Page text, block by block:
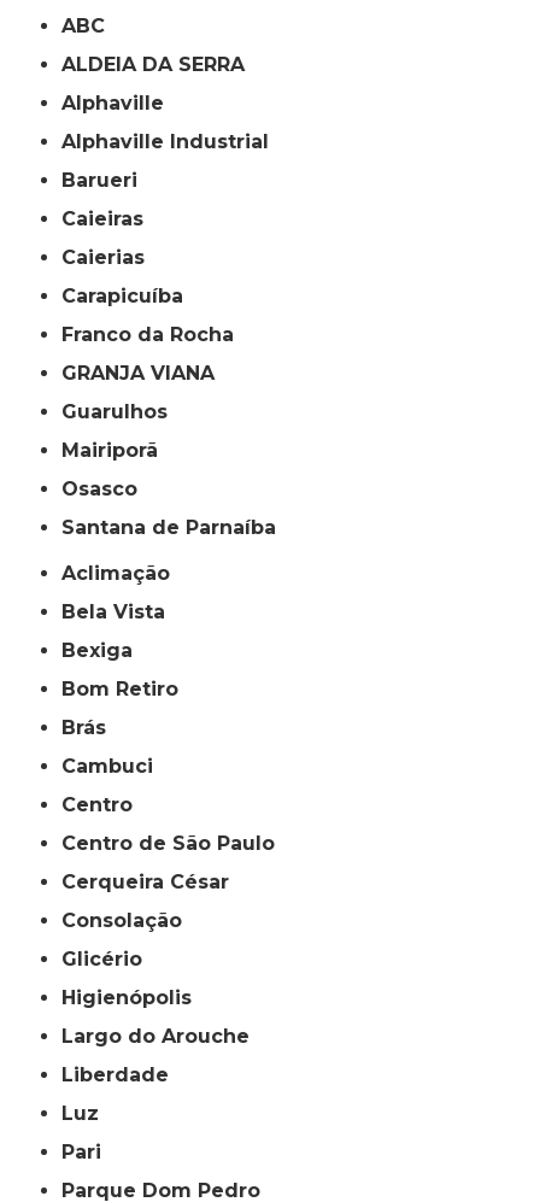
ABC
ALDEIA DA SERRA
Alphaville
Alphaville Industrial
Barueri
Caieiras
Caierias
Carapicuíba
Franco da Rocha
GRANJA VIANA
Guarulhos
Mairiporã
Osasco
Santana de Parnaíba
Aclimação
Bela Vista
Bexiga
Bom Retiro
Brás
Cambuci
Centro
Centro de São Paulo
Cerqueira César
Consolação
Glicério
Higienópolis
Largo do Arouche
Liberdade
Luz
Pari
Parque Dom Pedro